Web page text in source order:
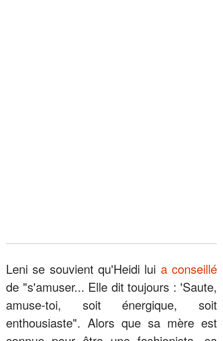
Leni se souvient qu'Heidi lui a conseillé
de "s'amuser... Elle dit toujours : 'Saute,
amuse-toi, soit énergique, soit
enthousiaste". Alors que sa mère est